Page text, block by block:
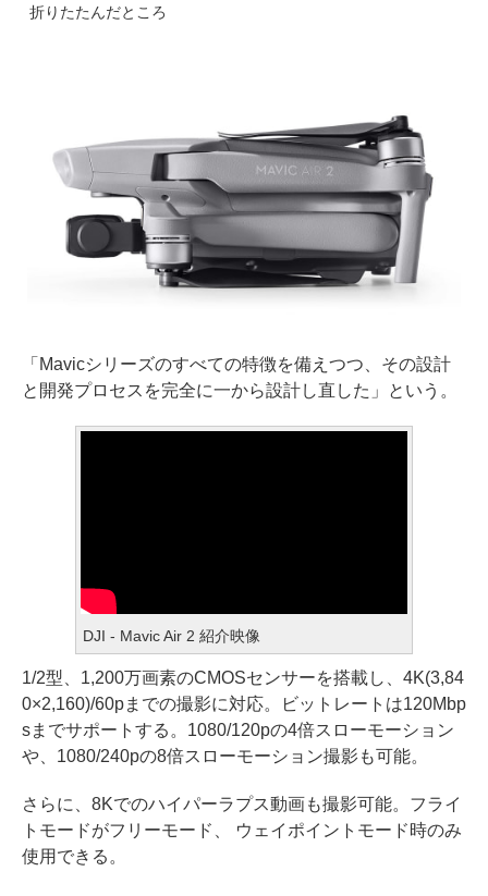
折りたたんだところ
「Mavicシリーズのすべての特徴を備えつつ、その設計
と開発プロセスを完全に一から設計し直した」という。
DJI - Mavic Air 2 紹介映像
1/2型、1,200万画素のCMOSセンサーを搭載し、4K(3,84
0×2,160)/60pまでの撮影に対応。ビットレートは120Mbp
sまでサポートする。1080/120pの4倍スローモーション
や、1080/240pの8倍スローモーション撮影も可能。
さらに、8Kでのハイパーラプス動画も撮影可能。フライ
トモードがフリーモード、 ウェイポイントモード時のみ
使用できる。